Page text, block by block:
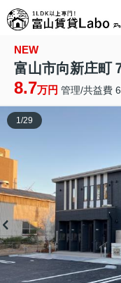
NEW
富山市向新庄町
8.7万円 管理/共益費
1/29